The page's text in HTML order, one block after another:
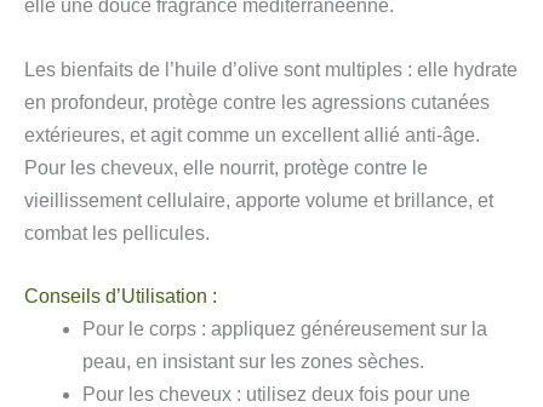
elle une douce fragrance méditerranéenne.
Les bienfaits de l’huile d’olive sont multiples : elle hydrate
en profondeur, protège contre les agressions cutanées
extérieures, et agit comme un excellent allié anti-âge.
Pour les cheveux, elle nourrit, protège contre le
vieillissement cellulaire, apporte volume et brillance, et
combat les pellicules.
Conseils d’Utilisation :
Pour le corps : appliquez généreusement sur la
peau, en insistant sur les zones sèches.
Pour les cheveux : utilisez deux fois pour une